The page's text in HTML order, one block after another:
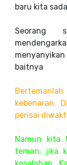
baru kita
Seorang
baitnya
kebenaran.
perisai
Namun kita
teman, jika